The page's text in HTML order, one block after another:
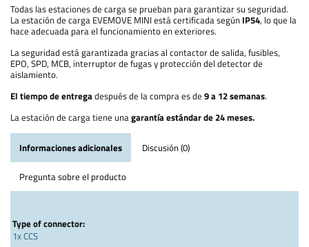
Todas las estaciones de carga se prueban para garantizar su seguridad.
La estación de carga EVEMOVE MINI está certificada según IP54, lo que la
hace adecuada para el funcionamiento en exteriores.
La seguridad está garantizada gracias al contactor de salida, fusibles,
EPO, SPD, MCB, interruptor de fugas y protección del detector de
aislamiento.
El tiempo de entregadespués de la compra es de 9 a 12 semanas.
La estación de carga tiene unagarantía estándar de 24 meses.
Informaciones adicionales Discusión (0)
Pregunta sobre el producto
Type of connector:
1x CCS